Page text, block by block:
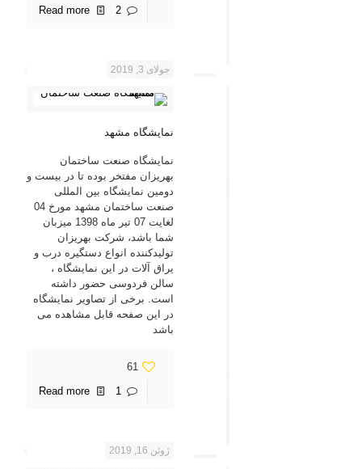
2
Read more
جولای 3, 2019
نمایشگاه مشهد
نمایشگاه صنعت ساختمان
بهریزان مفتخر بوده تا در بیست و
دومین نمایشگاه بین المللی
صنعت ساختمان مشهد مورخ 04
لغایت 07 تیر ماه 1398 میزبان
شما باشد، شرکت بهریزان
تولیدکننده انواع دستگیره درب و
یراق آلات در این نمایشگاه ،
سالن فردوسی حضور داشته
است. برخی از تصاویر نمایشگاه
در این صفحه قابل مشاهده می
باشد
61
1
Read more
ژوئن 16, 2019